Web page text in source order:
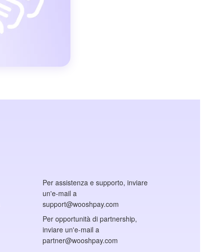
Per assistenza e supporto, inviare
un'e-mail a
support@wooshpay.com
Per opportunità di partnership,
inviare un'e-mail a
partner@wooshpay.com